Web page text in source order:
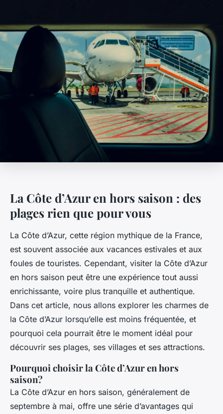
La Côte d’Azur en hors saison : des
plages rien que pour vous
La Côte d’Azur, cette région mythique de la France,
est souvent associée aux vacances estivales et aux
foules de touristes. Cependant, visiter la Côte d’Azur
en hors saison peut être une expérience tout aussi
enrichissante, voire plus tranquille et authentique.
Dans cet article, nous allons explorer les charmes de
la Côte d’Azur lorsqu’elle est moins fréquentée, et
pourquoi cela pourrait être le moment idéal pour
découvrir ses plages, ses villages et ses attractions.
Pourquoi choisir la Côte d’Azur en hors
saison?
La Côte d’Azur en hors saison, généralement de
septembre à mai, offre une série d’avantages qui